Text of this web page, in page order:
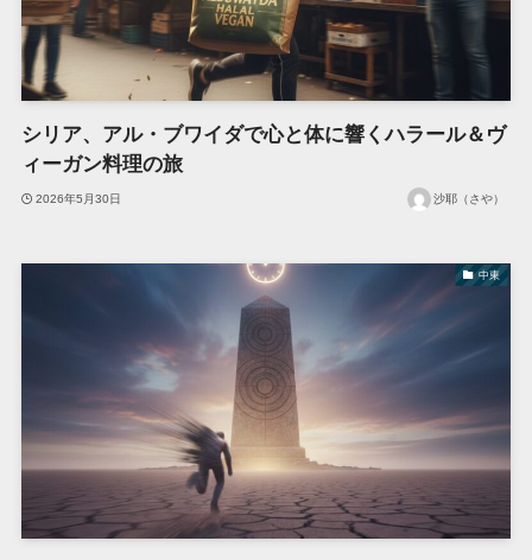
シリア、アル・ブワイダで心と体に響くハラール＆ヴ
ィーガン料理の旅
2026年5月30日 沙耶（さや）
中東